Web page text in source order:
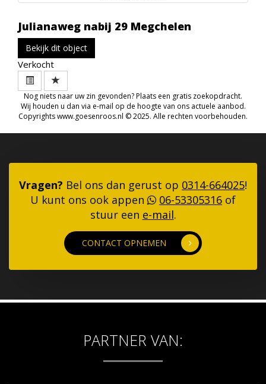
Julianaweg nabij 29 Megchelen
Bekijk dit object
Verkocht
Nog niets naar uw zin gevonden?Plaats een gratis zoekopdracht.
Wij houden u dan via e-mail op de hoogte van ons actuele aanbod.
Copyrightswww.goesenroos.nl © 2025. Alle rechten voorbehouden.
Vragen? Bel ons dan gerust op 0314-664025!
U kunt ons ook appen
06-53305316 of
stuur een e-mail.
CONTACT OPNEMEN
PARTNER VAN: